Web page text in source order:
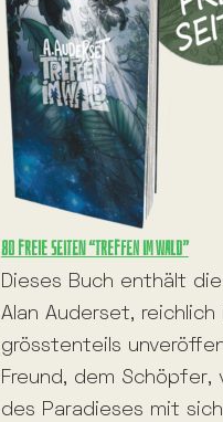
80 freie Seiten “Treffen im wald”
Dieses Buch enthält
Alan Auderset,
grösstenteils
Freund, dem Schöpfer,
des Paradieses mit